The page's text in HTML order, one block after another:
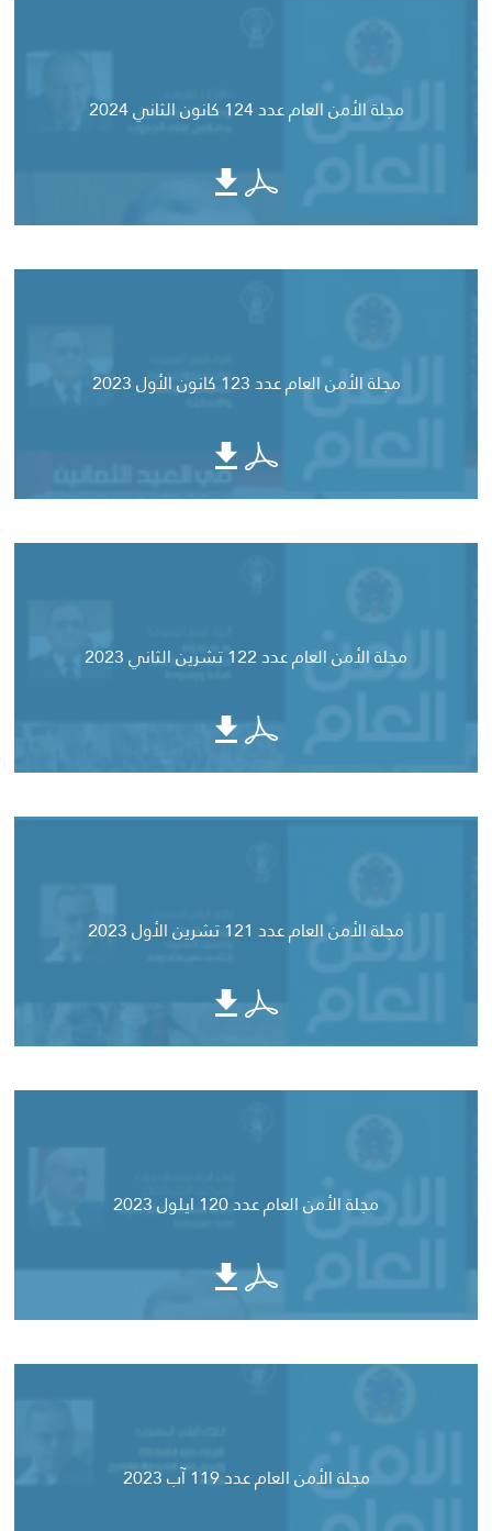
مجلة الأمن العام عدد 124 كانون الثاني 2024
مجلة الأمن العام عدد 123 كانون الأول 2023
مجلة الأمن العام عدد 122 تشرين الثاني 2023
مجلة الأمن العام عدد 121 تشرين الأول 2023
مجلة الأمن العام عدد 120 ايلول 2023
مجلة الأمن العام عدد 119 آب 2023